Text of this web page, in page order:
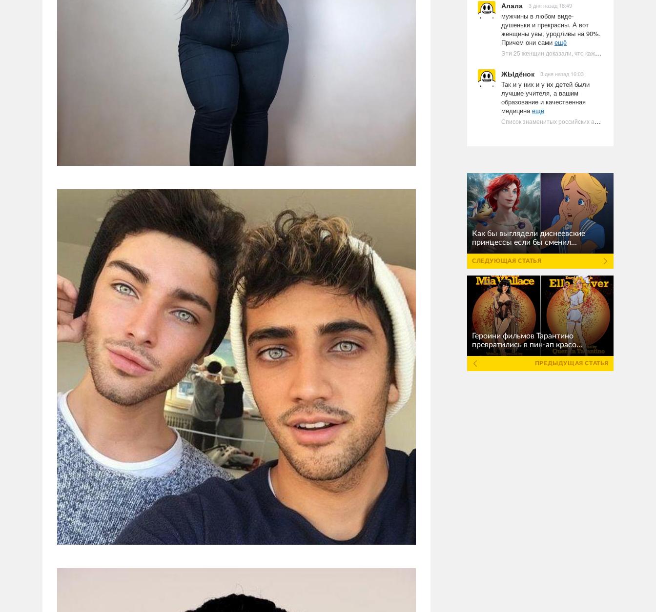
Алала 3 дня назад 18:49
мужчины в любом виде-
душеньки и прекрасны. А вот
женщины увы, уродливы на 90%.
Причем они сами ещё
Эти 25 женщин доказали, что каждое тело имеет право быть в бикини
ЖЫдёнок 3 дня назад 16:03
Так и у них и у их детей были
лучшие учителя, а вашим
образование и качественная
медицинаещё
Список знаменитых российских артистов-евреев | Ультрамарин
Как бы выглядели диснеевские
принцессы если бы сменил...
СЛЕДУЮЩАЯ СТАТЬЯ
Героини фильмов Тарантино
превратились в пин-aп красо...
ПРЕДЫДУЩАЯ СТАТЬЯ